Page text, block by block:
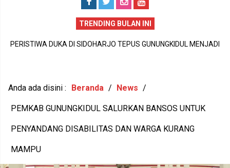
TRENDING BULAN INI
PERISTIWA DUKA DI SIDOHARJO TEPUS GUNUNGKIDUL MENJADI
Anda ada disini : Beranda / News /
PEMKAB GUNUNGKIDUL SALURKAN BANSOS UNTUK
PENYANDANG DISABILITAS DAN WARGA KURANG
MAMPU